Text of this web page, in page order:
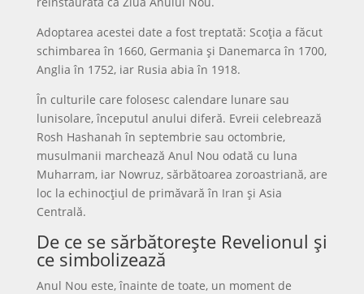
Adoptarea acestei date a fost treptată: Scoția a făcut
schimbarea în 1660, Germania și Danemarca în 1700,
Anglia în 1752, iar Rusia abia în 1918.
În culturile care folosesc calendare lunare sau
lunisolare, începutul anului diferă. Evreii celebrează
Rosh Hashanah în septembrie sau octombrie,
musulmanii marchează Anul Nou odată cu luna
Muharram, iar Nowruz, sărbătoarea zoroastriană, are
loc la echinocțiul de primăvară în Iran și Asia
Centrală.
De ce se sărbătorește Revelionul și
ce simbolizează
Anul Nou este, înainte de toate, un moment de